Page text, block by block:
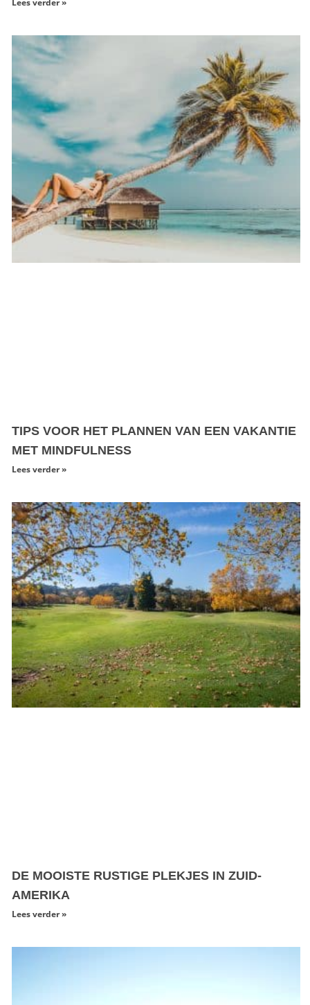
Lees verder »
TIPS VOOR HET PLANNEN VAN EEN VAKANTIE
MET MINDFULNESS
Lees verder »
DE MOOISTE RUSTIGE PLEKJES IN ZUID-
AMERIKA
Lees verder »